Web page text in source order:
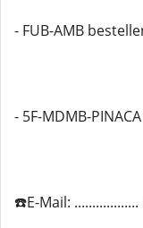
- FUB-AMB
- 5F-MDMB-
☎️E-Mail: